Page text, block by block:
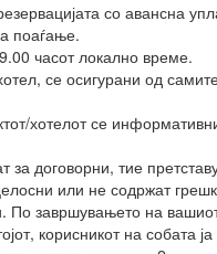
со авансна
поаѓање.
часот локално време.
се осигурани од
хотелот се
за договорни, тие
или не содржат
По завршувањето на
корисникот на собата